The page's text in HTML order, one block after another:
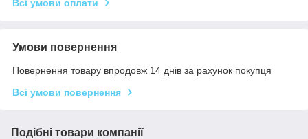
Всі умови оплати
Умови повернення
Повернення товару впродовж 14 днів за рахунок покупця
Всі умови повернення
Подібні товари компанії